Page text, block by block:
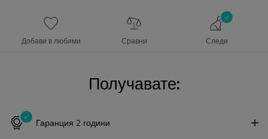
Добави в любими Сравни Следи
Получавате:
Гаранция 2 години